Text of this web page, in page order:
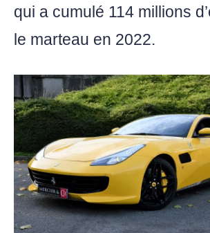
qui a cumulé 114 millions
le marteau en 2022.